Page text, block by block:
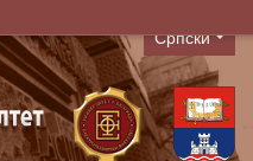
Language
Српски